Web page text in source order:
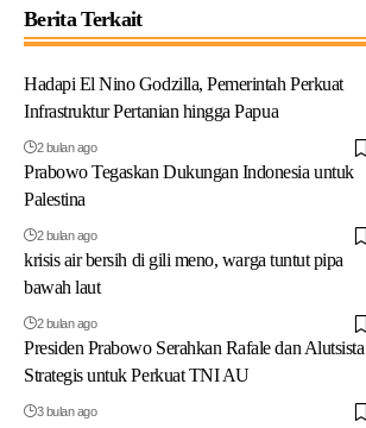
Berita Terkait
Hadapi El Nino Godzilla, Pemerintah Perkuat
Infrastruktur Pertanian hingga Papua
2 bulan ago
Prabowo Tegaskan Dukungan Indonesia untuk
Palestina
2 bulan ago
krisis air bersih di gili meno, warga tuntut pipa
bawah laut
2 bulan ago
Presiden Prabowo Serahkan Rafale dan Alutsista
Strategis untuk Perkuat TNI AU
3 bulan ago